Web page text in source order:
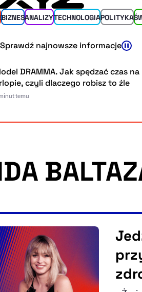
BIZNESANALIZYTECHNOLOGIAPOLITYKA
Sprawdź najnowsze informacje
DRAMMA. Jak spędzać czas na
czyli dlaczego robisz to źle
temu